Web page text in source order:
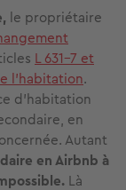
le propriétaire
L 631-7 et
l’habitation.
d’habitation
en
Autant
en Airbnb à
Là